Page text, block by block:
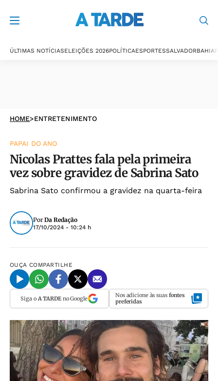
ÚLTIMAS NOTÍCIASELEIÇÕES 2026POLÍTICAESPORTESSALVADORBAHIA
HOME>ENTRETENIMENTO
PAPAI DO ANO
Nicolas Prattes fala pela primeira
vez sobre gravidez de Sabrina Sato
Sabrina Sato confirmou a gravidez na quarta-feira
Por Da Redação
17/10/2024 - 10:24 h
OUÇA COMPARTILHE
Siga o A TARDEno Google Nos adicione às suas fontes
preferidas